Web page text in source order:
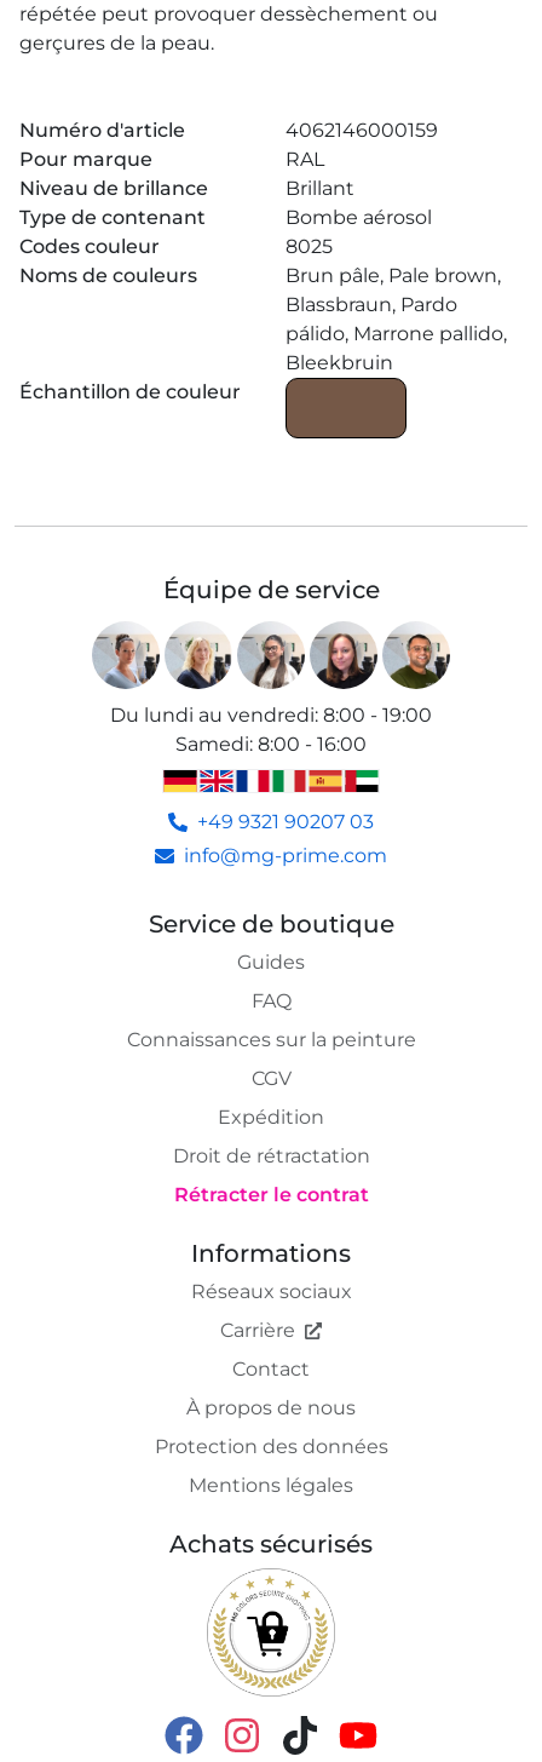
répétée peut provoquer dessèchement ou
gerçures de la peau.
Numéro d'article
4062146000159
Pour marque
RAL
Niveau de brillance
Brillant
Type de contenant
Bombe aérosol
Codes couleur
8025
Noms de couleurs
Brun pâle, Pale brown,
Blassbraun, Pardo
pálido, Marrone pallido,
Bleekbruin
Échantillon de couleur
Équipe de service
Du lundi au vendredi: 8:00 - 19:00
Samedi: 8:00 - 16:00
+49 9321 90207 03
info@mg-prime.com
Service de boutique
Guides
FAQ
Connaissances sur la peinture
CGV
Expédition
Droit de rétractation
Rétracter le contrat
Informations
Réseaux sociaux
Carrière
Contact
À propos de nous
Protection des données
Mentions légales
Achats sécurisés